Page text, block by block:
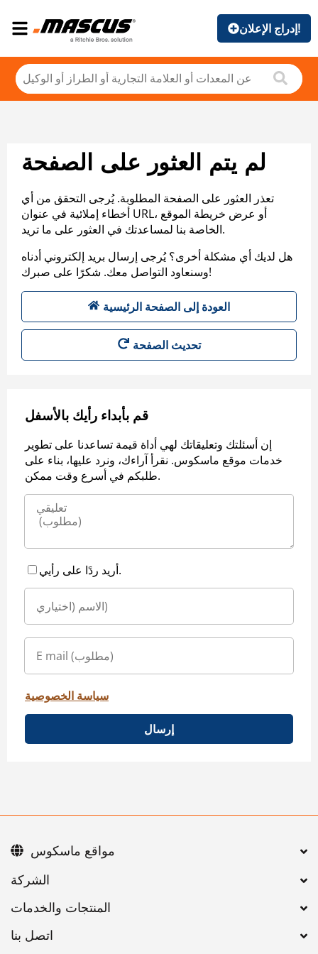
إدراج الإعلان!
لم يتم العثور على الصفحة
تعذر العثور على الصفحة المطلوبة. يُرجى التحقق من أي
أخطاء إملائية في عنوان URL، أو عرض خريطة الموقع
الخاصة بنا لمساعدتك في العثور على ما تريد.
هل لديك أي مشكلة أخرى؟ يُرجى إرسال بريد إلكتروني أدناه
وسنعاود التواصل معك. شكرًا على صبرك!
العودة إلى الصفحة الرئيسية
تحديث الصفحة
قم بأبداء رأيك بالأسفل
إن أسئلتك وتعليقاتك لهي أداة قيمة تساعدنا على تطوير
خدمات موقع ماسكوس. نقرأ آراءك، ونرد عليها، بناء على
طلبكم في أسرع وقت ممكن.
أريد ردًا على رأيي.
سياسة الخصوصية
إرسال
اتصل بنا
مواقع ماسكوس